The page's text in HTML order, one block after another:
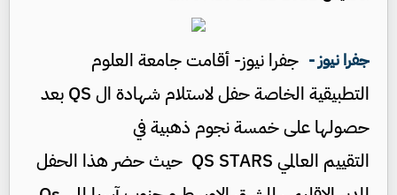
جفرا نيوز - جفرا نيوز- أقامت جامعة العلوم
التطبيقية الخاصة حفل لاستلام شهادة ال QS بعد
حصولها على خمسة نجوم ذهبية في
التقييم العالمي QS STARS حيث حضر هذا الحفل